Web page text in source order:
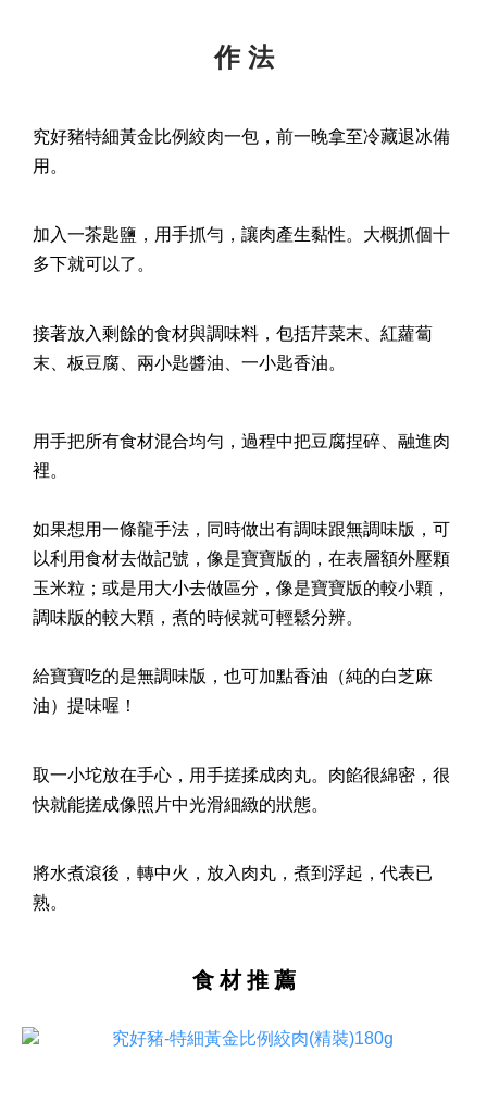
作 法
究好豬特細黃金比例絞肉一包，前一晚拿至冷藏退冰備
用。
加入一茶匙鹽，用手抓勻，讓肉產生黏性。大概抓個十
多下就可以了。
接著放入剩餘的食材與調味料，包括芹菜末、紅蘿蔔
末、板豆腐、兩小匙醬油、一小匙香油。
用手把所有食材混合均勻，過程中把豆腐捏碎、融進肉
裡。
如果想用一條龍手法，同時做出有調味跟無調味版，可
以利用食材去做記號，像是寶寶版的，在表層額外壓顆
玉米粒；或是用大小去做區分，像是寶寶版的較小顆，
調味版的較大顆，煮的時候就可輕鬆分辨。
給寶寶吃的是無調味版，也可加點香油（純的白芝麻
油）提味喔！
取一小坨放在手心，用手搓揉成肉丸。肉餡很綿密，很
快就能搓成像照片中光滑細緻的狀態。
將水煮滾後，轉中火，放入肉丸，煮到浮起，代表已
熟。
食 材 推 薦